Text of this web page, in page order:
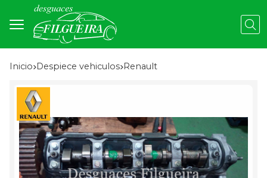
Inicio despiece vehiculos renault